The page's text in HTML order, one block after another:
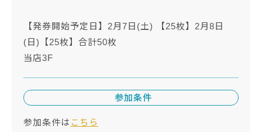
【発券開始予定日】2月7日(土) 【25枚】2月8日
(日)【25枚】合計50枚
当店3F
参加条件
参加条件は こちら